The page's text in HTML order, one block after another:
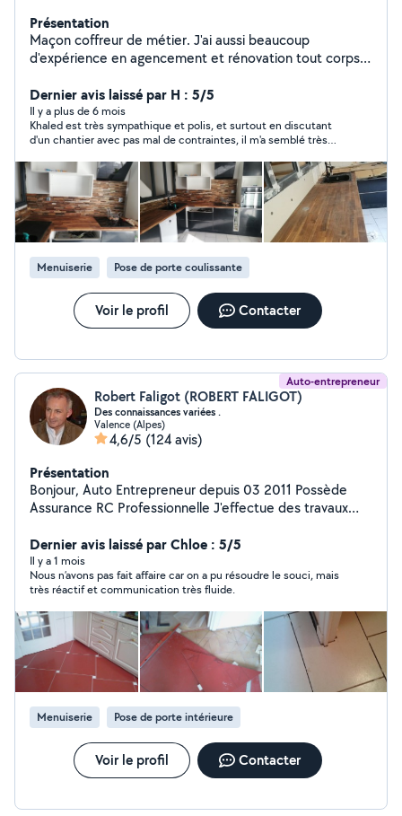
Présentation
Maçon coffreur de métier. J'ai aussi beaucoup
d'expérience en agencement et rénovation tout corps
terrasse,montage de meubles,peintures,tapisseries,
carrelage, faïences, rénovation salle de bain et
cuisines).
Dernier avis laissé par H : 5/5
Il y a plus de 6 mois
Khaled est très sympathique et polis, et surtout en discutant
d'un chantier avec pas mal de contraintes, il m'a semblé très
Menuiserie Pose de porte coulissante
Voir le profil Contacter
Auto-entrepreneur
Robert Faligot (ROBERT FALIGOT)
Des connaissances variées .
Valence (Alpes)
4,6/5 (124 avis)
Présentation
Bonjour, Auto Entrepreneur depuis 03 2011 Possède
Assurance RC Professionnelle J'effectue des travaux
Dépannage Entretien Maintenance,Création et Design.
Qui concerne La maison, Espace vert,Mécanique en
tout genre Pour davantage d'informations merci de me
contacter Cdlt Robert
Dernier avis laissé par Chloe : 5/5
Il y a 1 mois
Nous n’avons pas fait affaire car on a pu résoudre le souci, mais
très réactif et communication très fluide.
Menuiserie Pose de porte intérieure
Voir le profil Contacter